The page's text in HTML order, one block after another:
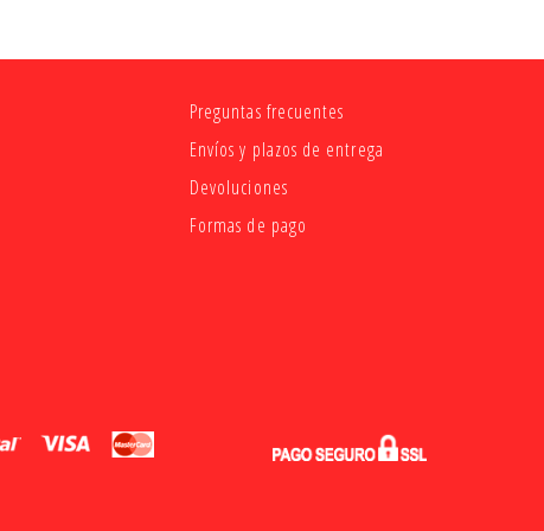
Preguntas frecuentes
Envíos y plazos de entrega
Devoluciones
Formas de pago